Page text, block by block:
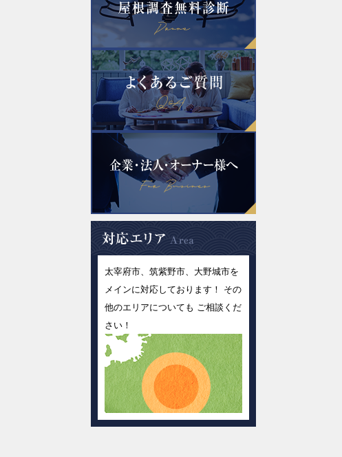
太宰府市、筑紫野市、大野城市を
メインに対応しております！ その
他のエリアについても ご相談くだ
さい！